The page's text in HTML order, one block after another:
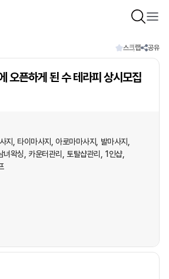
스크랩 공유
오픈하게 된 수 테라피 상시모집
지 타이마사지 아로마마사지
발마사지
녀왁싱 카운터관리 토탈샵관리
1인샵